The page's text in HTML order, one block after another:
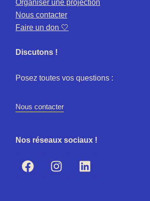
Organiser une projection
Nous contacter
Faire un don 🤍
Discutons !
Posez toutes vos questions :
Nous contacter
Nos réseaux sociaux !